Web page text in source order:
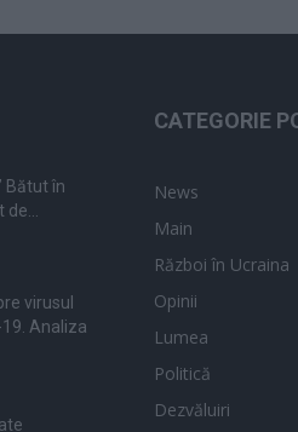
Bătut în
virusul
Analiza
CATEGORIE
News
Main
Război în Ucraina
Opinii
Lumea
Politică
Dezvăluiri